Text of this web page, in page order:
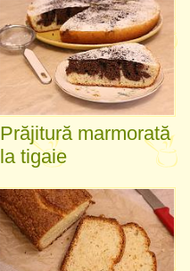
Prăjitură marmorată
la tigaie